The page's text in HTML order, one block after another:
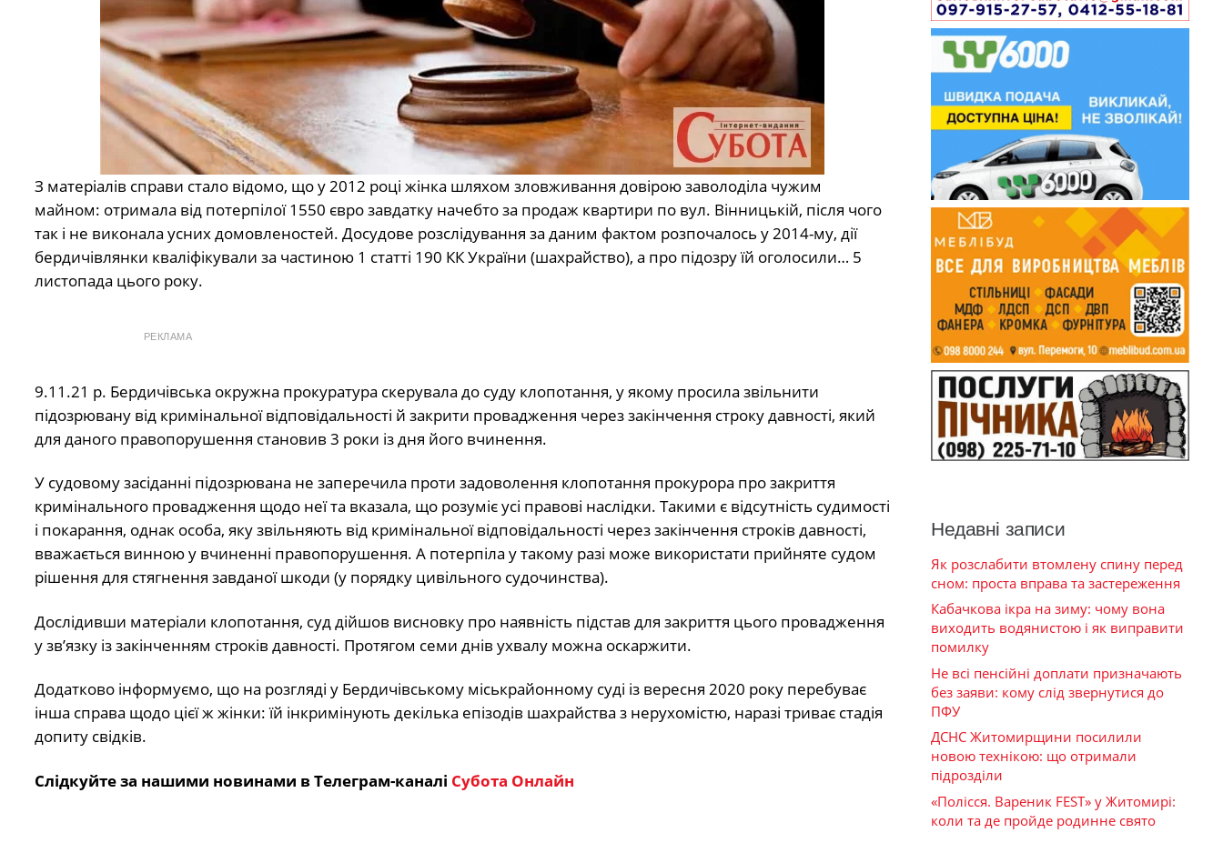
З матеріалів справи стало відомо, що у 2012 році жінка шляхом зловживання довірою заволоділа чужим
майном: отримала від потерпілої 1550 євро завдатку начебто за продаж квартири по вул. Вінницькій, після чого
так і не виконала усних домовленостей. Досудове розслідування за даним фактом розпочалось у 2014-му, дії
бердичівлянки кваліфікували за частиною 1 статті 190 КК України (шахрайство), а про підозру їй оголосили… 5
листопада цього року.
РЕКЛАМА
9.11.21 р. Бердичівська окружна прокуратура скерувала до суду клопотання, у якому просила звільнити
підозрювану від кримінальної відповідальності й закрити провадження через закінчення строку давності, який
для даного правопорушення становив 3 роки із дня його вчинення.
У судовому засіданні підозрювана не заперечила проти задоволення клопотання прокурора про закриття
кримінального провадження щодо неї та вказала, що розуміє усі правові наслідки. Такими є відсутність судимості
і покарання, однак особа, яку звільняють від кримінальної відповідальності через закінчення строків давності,
вважається винною у вчиненні правопорушення. А потерпіла у такому разі може використати прийняте судом
рішення для стягнення завданої шкоди (у порядку цивільного судочинства).
Дослідивши матеріали клопотання, суд дійшов висновку про наявність підстав для закриття цього провадження
у зв’язку із закінченням строків давності. Протягом семи днів ухвалу можна оскаржити.
Додатково інформуємо, що на розгляді у Бердичівському міськрайонному суді із вересня 2020 року перебуває
інша справа щодо цієї ж жінки: їй інкримінують декілька епізодів шахрайства з нерухомістю, наразі триває стадія
допиту свідків.
Слідкуйте за нашими новинами в Телеграм-каналі Субота Онлайн
Недавні записи
Як розслабити втомлену спину перед
сном: проста вправа та застереження
Кабачкова ікра на зиму: чому вона
виходить водянистою і як виправити
помилку
Не всі пенсійні доплати призначають
без заяви: кому слід звернутися до
ПФУ
ДСНС Житомирщини посилили
новою технікою: що отримали
підрозділи
«Полісся. Вареник FEST» у Житомирі:
коли та де пройде родинне свято